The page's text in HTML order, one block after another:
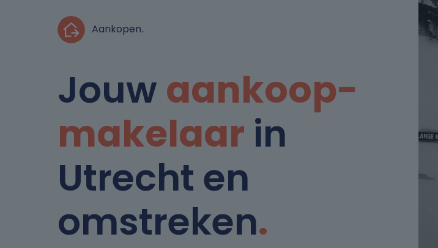
Aankopen.
Jouw aankoop-
makelaar in
Utrecht en
omstreken.